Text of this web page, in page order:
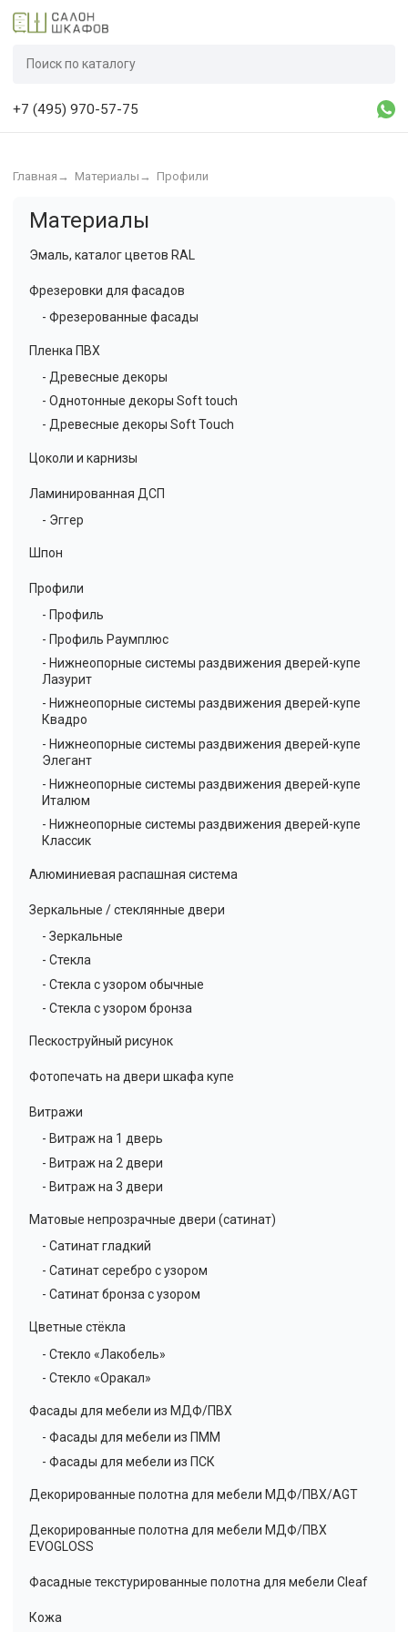
+7 (495) 970-57-75
Главная → Материалы → Профили
Материалы
Эмаль, каталог цветов RAL
Фрезеровки для фасадов
- Фрезерованные фасады
Пленка ПВХ
- Древесные декоры
- Однотонные декоры Soft touch
- Древесные декоры Soft Touch
Цоколи и карнизы
Ламинированная ДСП
- Эггер
Шпон
Профили
- Профиль
- Профиль Раумплюс
- Нижнеопорные системы раздвижения дверей-купе
Лазурит
- Нижнеопорные системы раздвижения дверей-купе
Квадро
- Нижнеопорные системы раздвижения дверей-купе
Элегант
- Нижнеопорные системы раздвижения дверей-купе
Италюм
- Нижнеопорные системы раздвижения дверей-купе
Классик
Алюминиевая распашная система
Зеркальные / стеклянные двери
- Зеркальные
- Стекла
- Стекла с узором обычные
- Стекла с узором бронза
Пескоструйный рисунок
Фотопечать на двери шкафа купе
Витражи
- Витраж на 1 дверь
- Витраж на 2 двери
- Витраж на 3 двери
Матовые непрозрачные двери (сатинат)
- Сатинат гладкий
- Сатинат серебро с узором
- Сатинат бронза с узором
Цветные стёкла
- Стекло «Лакобель»
- Стекло «Оракал»
Фасады для мебели из МДФ/ПВХ
- Фасады для мебели из ПММ
- Фасады для мебели из ПСК
Декорированные полотна для мебели МДФ/ПВХ/AGT
Декорированные полотна для мебели МДФ/ПВХ
EVOGLOSS
Фасадные текстурированные полотна для мебели Cleaf
Кожа